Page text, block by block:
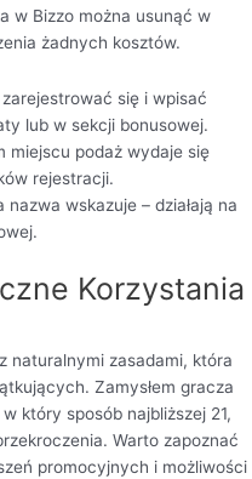
w Bizzo można usunąć w
żadnych kosztów.
się i wpisać
lub w sekcji bonusowej.
miejscu podaż wydaje się
rejestracji.
wskazuje – działają na
Korzystania
naturalnymi zasadami, która
Zamysłem gracza
który sposób najbliższej 21,
Warto zapoznać
promocyjnych i możliwości